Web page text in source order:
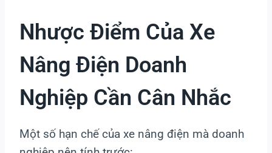
Nhược Điểm Của Xe
Nâng Điện Doanh
Nghiệp Cần Cân Nhắc
Một số hạn chế của xe nâng điện mà doanh